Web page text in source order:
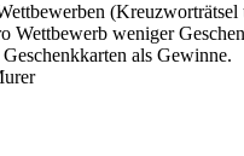
Wettbewerb weniger
als Gewinne.